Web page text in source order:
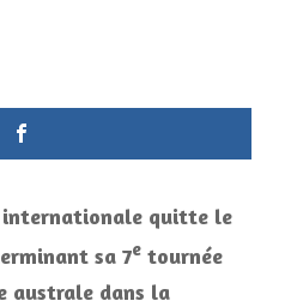
internationale quitte le
sa 7e tournée
australe dans la